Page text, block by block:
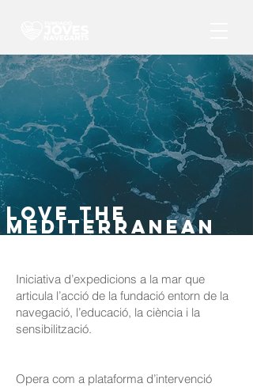
LOVE THE
MEDITERRANEAN
Iniciativa d’expedicions a la mar que
articula l’acció de la fundació entorn de la
navegació, l’educació, la ciència i la
sensibilització.
Opera com a plataforma d’intervenció